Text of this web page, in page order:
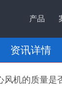
产品
资讯详情
风机的质量是